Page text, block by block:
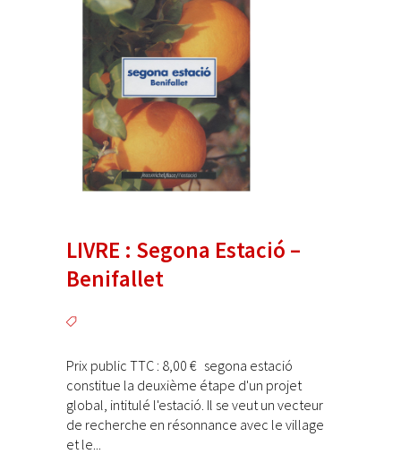
LIVRE : Segona Estació –
Benifallet
Prix public TTC : 8,00 € segona estació
constitue la deuxième étape d'un projet
global, intitulé l'estació. Il se veut un vecteur
de recherche en résonnance avec le village
et le...